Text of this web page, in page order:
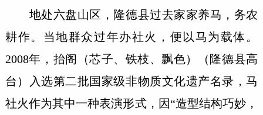
地处六盘山区，隆德县过去家家养马，务农
耕作。当地群众过年办社火，便以马为载体。
2008年，抬阁（芯子、铁枝、飘色）（隆德县高
台）入选第二批国家级非物质文化遗产名录，马
社火作为其中一种表演形式，因“造型结构巧妙，